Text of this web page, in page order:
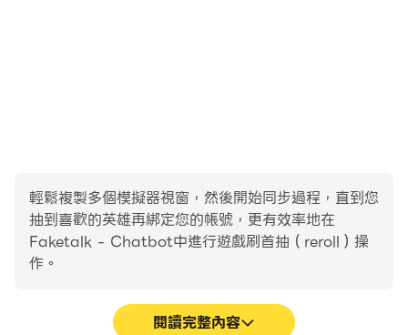
輕鬆複製多個模擬器視窗，然後開始同步過程，直到您
抽到喜歡的英雄再綁定您的帳號，更有效率地在
Faketalk - Chatbot中進行遊戲刷首抽（reroll）操
作。
閱讀完整內容